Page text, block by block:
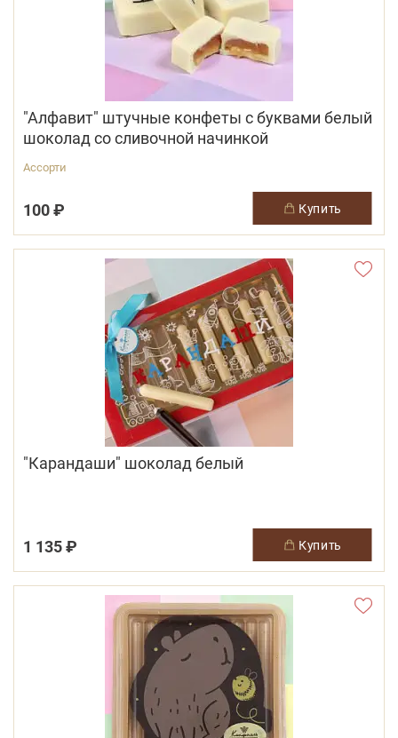
"Алфавит" штучные конфеты с буквами белый
шоколад со сливочной начинкой
Ассорти
100 ₽ купить
"Карандаши" шоколад белый
1 135 ₽ купить